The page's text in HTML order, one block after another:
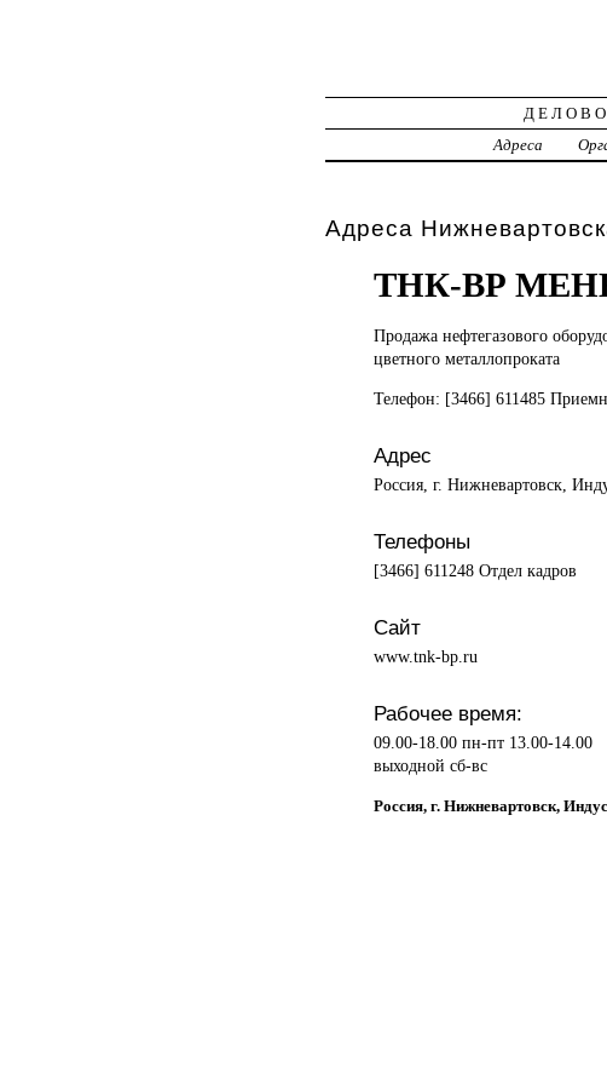
Адреса
Адреса
ТНК-ВР
Продажа нефтегазового
цветного металлопроката
Телефон: [3466] 611485
Адрес
Россия, г. Нижневартовск,
Телефоны
[3466] 611248 Отдел кадров
Сайт
www.tnk-bp.ru
Рабочее время:
09.00-18.00 пн-пт 13.00-14.00
выходной сб-вс
Россия, г. Нижневартовск,